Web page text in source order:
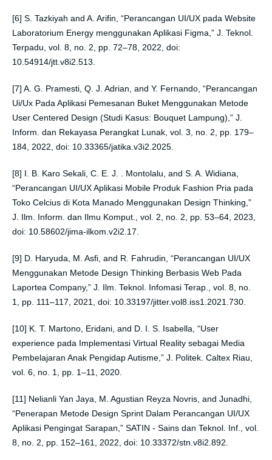
[6] S. Tazkiyah and A. Arifin, “Perancangan UI/UX pada Website
Laboratorium Energy menggunakan Aplikasi Figma,” J. Teknol.
Terpadu, vol. 8, no. 2, pp. 72–78, 2022, doi:
10.54914/jtt.v8i2.513.
[7] A. G. Pramesti, Q. J. Adrian, and Y. Fernando, “Perancangan
Ui/Ux Pada Aplikasi Pemesanan Buket Menggunakan Metode
User Centered Design (Studi Kasus: Bouquet Lampung),” J.
Inform. dan Rekayasa Perangkat Lunak, vol. 3, no. 2, pp. 179–
184, 2022, doi: 10.33365/jatika.v3i2.2025.
[8] I. B. Karo Sekali, C. E. J. . Montolalu, and S. A. Widiana,
“Perancangan UI/UX Aplikasi Mobile Produk Fashion Pria pada
Toko Celcius di Kota Manado Menggunakan Design Thinking,”
J. Ilm. Inform. dan Ilmu Komput., vol. 2, no. 2, pp. 53–64, 2023,
doi: 10.58602/jima-ilkom.v2i2.17.
[9] D. Haryuda, M. Asfi, and R. Fahrudin, “Perancangan UI/UX
Menggunakan Metode Design Thinking Berbasis Web Pada
Laportea Company,” J. Ilm. Teknol. Infomasi Terap., vol. 8, no.
1, pp. 111–117, 2021, doi: 10.33197/jitter.vol8.iss1.2021.730.
[10] K. T. Martono, Eridani, and D. I. S. Isabella, “User
experience pada Implementasi Virtual Reality sebagai Media
Pembelajaran Anak Pengidap Autisme,” J. Politek. Caltex Riau,
vol. 6, no. 1, pp. 1–11, 2020.
[11] Nelianli Yan Jaya, M. Agustian Reyza Novris, and Junadhi,
“Penerapan Metode Design Sprint Dalam Perancangan UI/UX
Aplikasi Pengingat Sarapan,” SATIN - Sains dan Teknol. Inf., vol.
8, no. 2, pp. 152–161, 2022, doi: 10.33372/stn.v8i2.892.